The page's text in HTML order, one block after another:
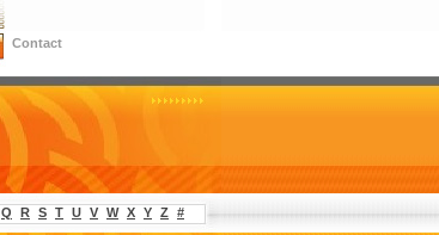
Contact
Q R S T U V W X Y Z #